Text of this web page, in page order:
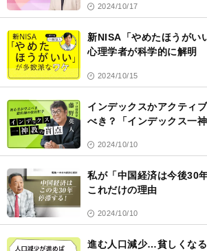
2024/10/17
新NISA「やめたほうがい
心理学者が科学的に解明
2024/10/15
インデックスかアクティ
べき？「インデックス一
2024/10/10
私が「中国経済は今後30
これだけの理由
2024/10/10
進む人口減少…貧しくな